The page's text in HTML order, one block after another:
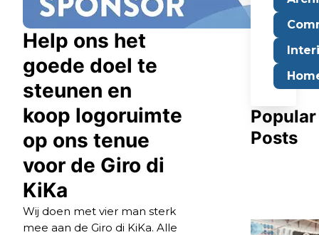
Help ons het
goede doel te
steunen en
koop logoruimte
op ons tenue
voor de Giro di
KiKa
Wij doen met vier man sterk
mee aan de Giro di KiKa. Alle
Popular
Posts